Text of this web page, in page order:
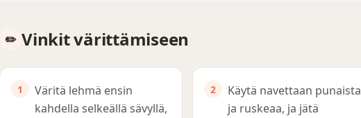
Vinkit värittämiseen
Väritä lehmä ensin
kahdella selkeällä sävyllä,
Käytä navettaan punaista
ja ruskeaa, ja jätä